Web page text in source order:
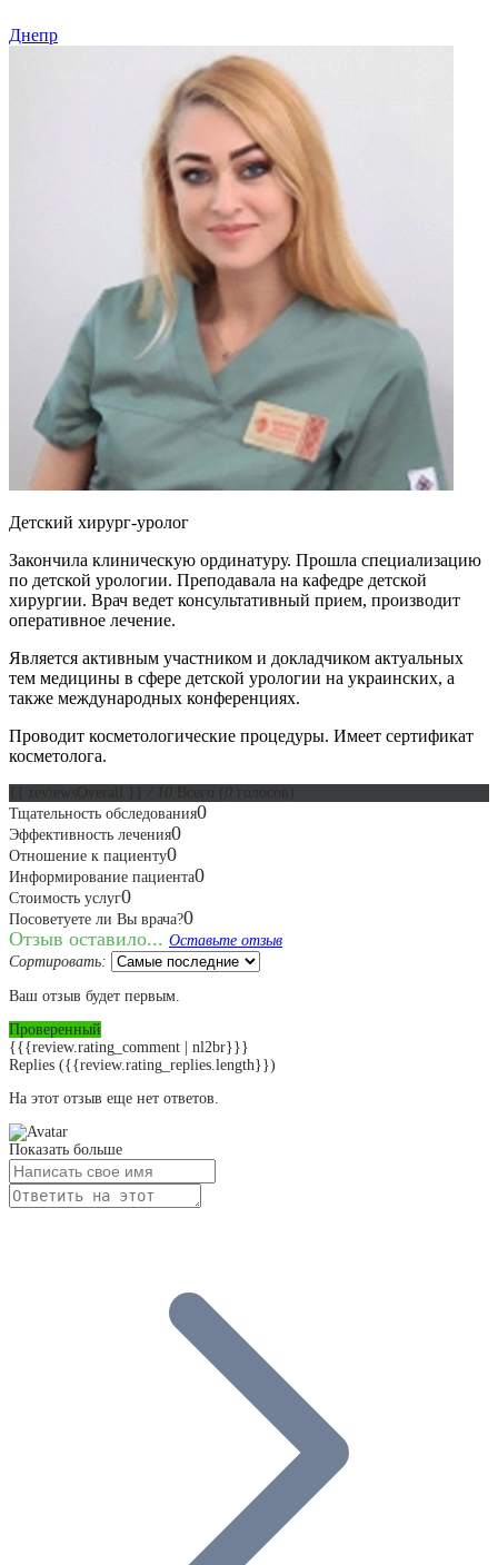
Днепр
Детский хирург-уролог
Закончила клиническую ординатуру. Прошла специализацию
по детской урологии. Преподавала на кафедре детской
хирургии. Врач ведет консультативный прием, производит
оперативное лечение.
Является активным участником и докладчиком актуальных
тем медицины в сфере детской урологии на украинских, а
также международных конференциях.
Проводит косметологические процедуры. Имеет сертификат
косметолога.
Тщательность обследования0
Эффективность лечения0
Отношение к пациенту0
Информирование пациента0
Стоимость услуг0
Посоветуете ли Вы врача?0
Отзыв оставило... Оставьте отзыв
Сортировать:
Ваш отзыв будет первым.
Проверенный
{{{review.rating_comment | nl2br}}}
Replies ({{review.rating_replies.length}})
На этот отзыв еще нет ответов.
Показать больше